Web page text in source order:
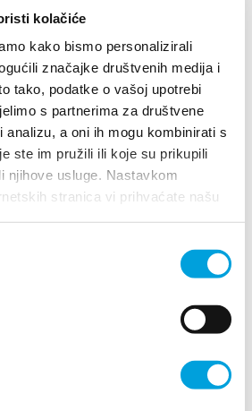
kolačiće
kako bismo personalizirali
značajke društvenih medija i
tako, podatke o vašoj upotrebi
s partnerima za društvene
analizu, a oni ih mogu kombinirati s
ste im pružili ili koje su prikupili
njihove usluge. Nastavkom
stranica vi prihvaćate našu
Stari
963